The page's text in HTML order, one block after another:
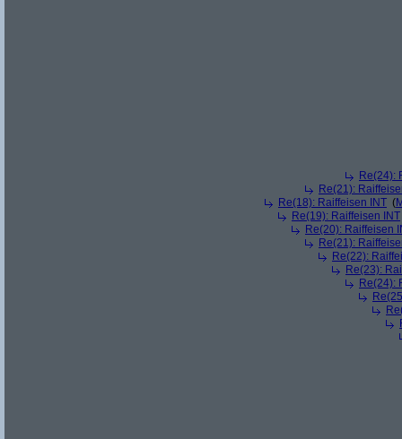
Re(24):
Re(21):
Re(18): Raiffeisen INT (
Re(19): Raiffeisen INT
Re(20): Raiffeisen
Re(21):
Re(22):
Re(23):
Re(24):